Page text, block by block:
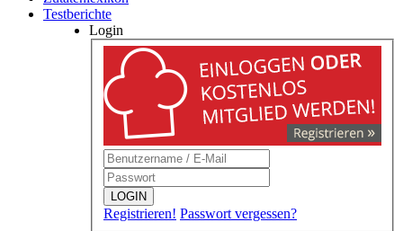
Testberichte
Login
LOGIN
Registrieren! Passwort vergessen?